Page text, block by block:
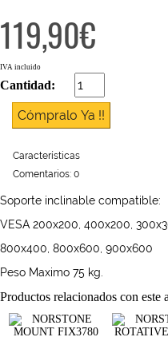
119,90€
IVA incluido
Cantidad:
Características
Comentarios: 0
Soporte inclinable compatible:
VESA 200x200, 400x200,
800x400, 800x600, 900x600
Peso Maximo 75 kg.
Productos relacionados con este